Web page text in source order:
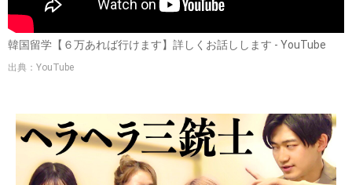
韓国留学【６万あれば行けます】詳しくお話しします - YouTube
出典：YouTube